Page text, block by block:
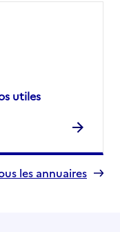
utiles
les annuaires